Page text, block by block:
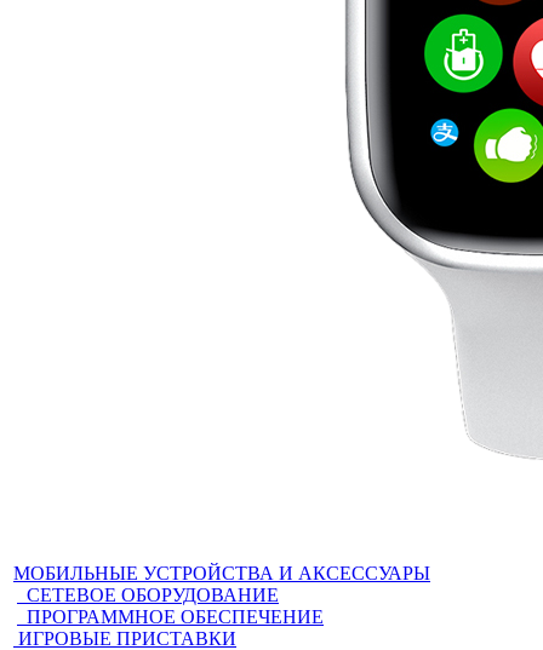
МОБИЛЬНЫЕ УСТРОЙСТВА И АКСЕССУАРЫ
СЕТЕВОЕ ОБОРУДОВАНИЕ
ПРОГРАММНОЕ ОБЕСПЕЧЕНИЕ
ИГРОВЫЕ ПРИСТАВКИ